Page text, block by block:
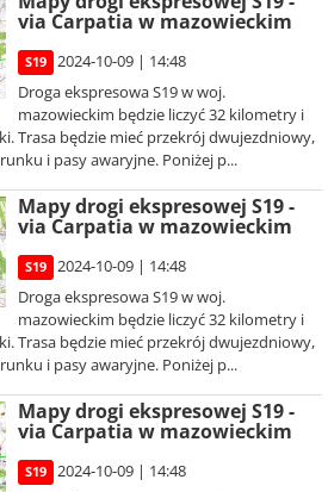
via Carpatia w mazowieckim
S19
2024-10-09 | 14:48
Droga ekspresowa S19 w woj.
mazowieckim będzie liczyć 32 kilometry i
Trasa będzie mieć przekrój dwujezdniowy,
i pasy awaryjne. Poniżej p...
Mapy drogi ekspresowej S19 -
via Carpatia w mazowieckim
S19
2024-10-09 | 14:48
Droga ekspresowa S19 w woj.
mazowieckim będzie liczyć 32 kilometry i
Trasa będzie mieć przekrój dwujezdniowy,
i pasy awaryjne. Poniżej p...
Mapy drogi ekspresowej S19 -
via Carpatia w mazowieckim
S19
2024-10-09 | 14:48